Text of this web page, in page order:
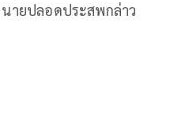
ายปลอดประสพกล่าว